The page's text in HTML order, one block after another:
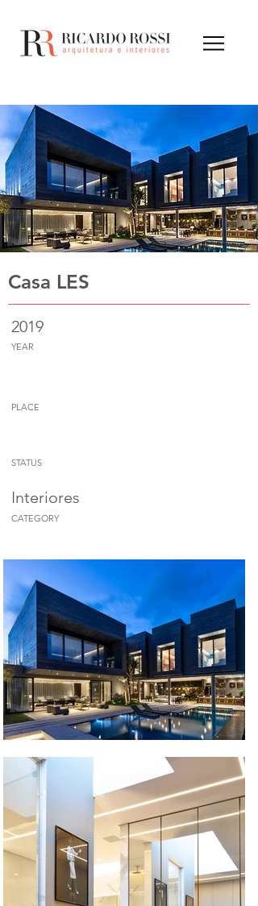
Casa LES
2019
YEAR
PLACE
STATUS
Interiores
CATEGORY